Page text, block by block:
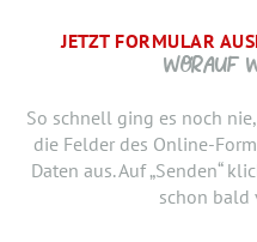
JETZT FORMULAR
WORAUF
So schnell ging es noch
die Felder des Online-
Daten aus. Auf „Senden“
schon bald
bist, den neuen Job
Bewerbung doch noch
Dokument hinzufügen?
DANKE, WIR FREUEN